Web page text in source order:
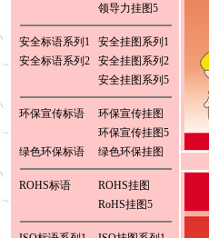
领导力挂图5
安全标语系列1
安全挂图系列1
安全标语系列2
安全挂图系列2
安全挂图系列5
环保宣传标语
环保宣传挂图
环保宣传挂图5
绿色环保标语
绿色环保挂图
ROHS标语
ROHS挂图
RoHS挂图5